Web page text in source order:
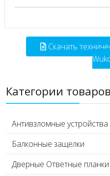
Скачать
Категории товаров
Антивзломные устройства
Балконные защелки
Дверные Ответные планки